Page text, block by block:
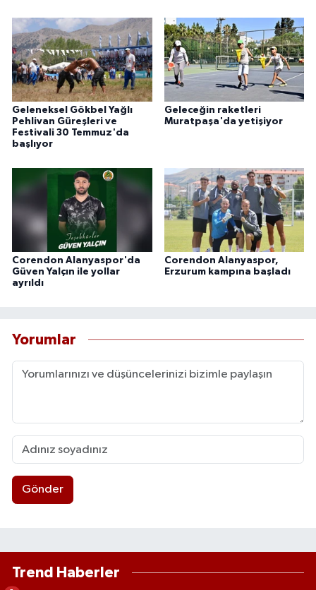
Geleneksel Gökbel Yağlı
Pehlivan Güreşleri ve
Festivali 30 Temmuz'da
başlıyor
Geleceğin raketleri
Muratpaşa'da yetişiyor
Corendon Alanyaspor'da
Güven Yalçın ile yollar
ayrıldı
Corendon Alanyaspor,
Erzurum kampına başladı
Yorumlar
Gönder
Trend Haberler